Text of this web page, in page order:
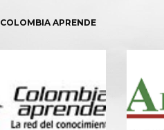
COLOMBIA APRENDE